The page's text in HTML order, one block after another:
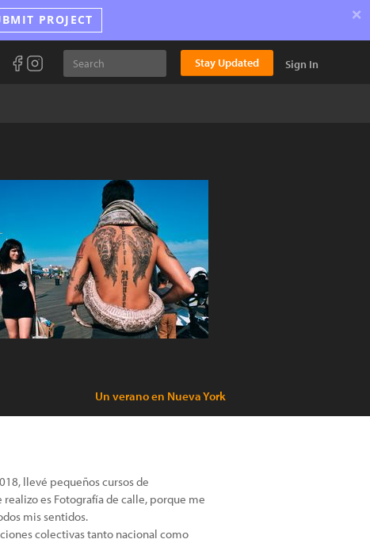
PROJECT ×
Stay Updated Sign In
Un verano en Nueva York
llevé pequeños cursos de
es Fotografía de calle, porque me
mis sentidos.
colectivas tanto nacional como